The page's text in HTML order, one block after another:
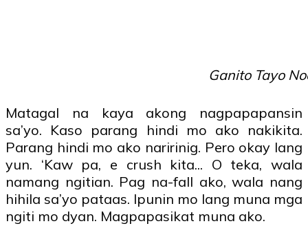
Ganito Tayo
Matagal na kaya akong nagpapapansin
sa’yo. Kaso parang hindi mo ako nakikita.
Parang hindi mo ako naririnig. Pero okay lang
yun. ‘Kaw pa, e crush kita... O teka, wala
namang ngitian. Pag na-fall ako, wala nang
hihila sa’yo pataas. Ipunin mo lang muna mga
ngiti mo dyan. Magpapasikat muna ako.